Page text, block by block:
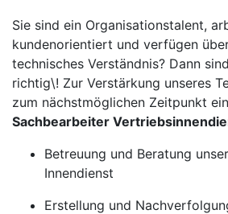
Sie sind ein Organisationstalent,
kundenorientiert und verfügen
technisches Verständnis? Dann
richtig\! Zur Verstärkung unseres
zum nächstmöglichen Zeitpunkt
Sachbearbeiter
Betreuung und Beratung
Innendienst
Erstellung und